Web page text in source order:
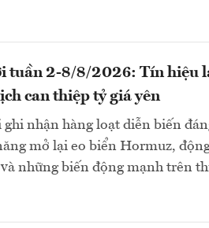
tuần 2-8/8/2026: Tín hiệu
can thiệp tỷ giá yên
nhận hàng loạt diễn biến
mở lại eo biển Hormuz,
những biến động mạnh trên